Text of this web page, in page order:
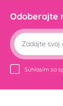
Odoberajte
Súhlasím so